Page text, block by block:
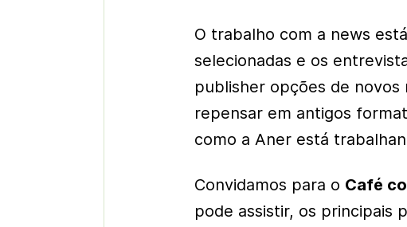
O trabalho com a news
selecionadas e os
publisher opções de novos
repensar em antigos
como a Aner está
Convidamos para o Café
pode assistir, os principais